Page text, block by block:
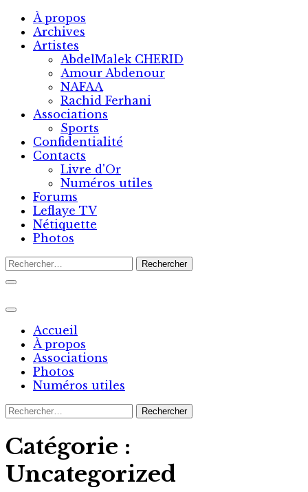
Skip
content
À propos
Archives
Artistes
AbdelMalek CHERID
Amour Abdenour
NAFAA
Rachid Ferhani
Associations
Sports
Confidentialité
Contacts
Livre d'Or
Numéros utiles
Forums
Leflaye TV
Nétiquette
Photos
Rechercher :
Accueil
À propos
Associations
Photos
Numéros utiles
Rechercher :
Catégorie :
Uncategorized